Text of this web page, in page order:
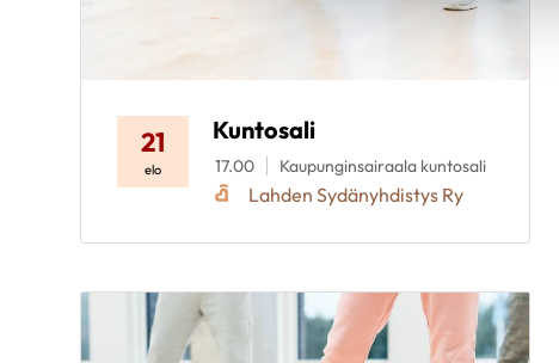
21
elo
Kuntosali
17.00 Kaupunginsairaala kuntosali
Lahden Sydänyhdistys Ry